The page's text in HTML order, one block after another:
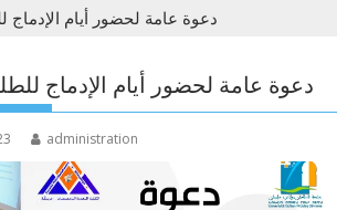
دعوة عامة لحضور أيام الإدماج
دعوة عامة لحضور أيام الإدماج
administration